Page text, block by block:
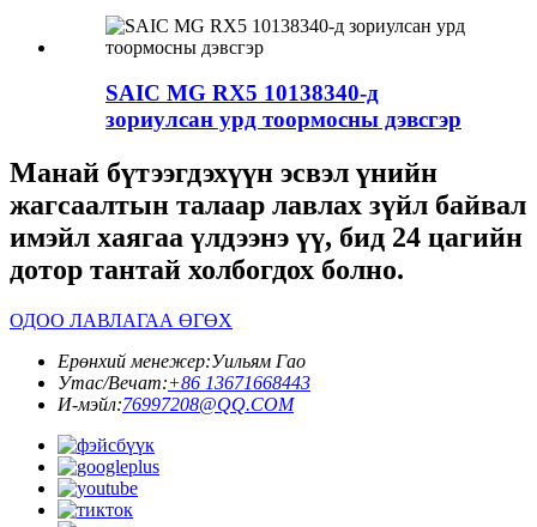
SAIC MG RX5 10138340-д
зориулсан урд тоормосны дэвсгэр
Манай бүтээгдэхүүн эсвэл үнийн
жагсаалтын талаар лавлах зүйл байвал
имэйл хаягаа үлдээнэ үү, бид 24 цагийн
дотор тантай холбогдох болно.
ОДОО ЛАВЛАГАА ӨГӨХ
Ерөнхий менежер:Уильям Гао
Утас/Вечат:+86 13671668443
И-мэйл:76997208@QQ.COM